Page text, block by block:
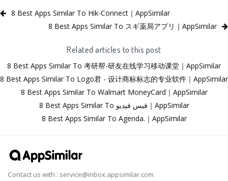
8 Best Apps Similar To Hik-Connect｜AppSimilar
8 Best Apps Similar To スギ薬局アプリ｜AppSimilar
Related articles to this post
8 Best Apps Similar To 考研帮-研友在线学习移动课堂｜AppSimilar
8 Best Apps Similar To Logo君 - 设计商标标志的专业软件｜AppSimilar
8 Best Apps Similar To Walmart MoneyCard｜AppSimilar
8 Best Apps Similar To فيس فيديو｜AppSimilar
8 Best Apps Similar To Agenda.｜AppSimilar
Contact us with : service@inbox.appsimilar.com